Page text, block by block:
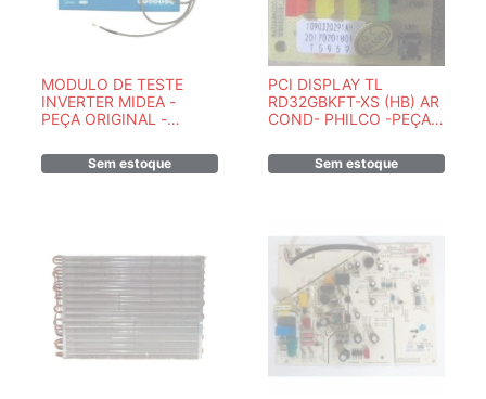
MODULO DE TESTE
INVERTER MIDEA -
PEÇA ORIGINAL -
Sem estoque
PCI DISPLAY TL
RD32GBKFT-XS (HB) AR
COND- PHILCO -PEÇA
Sem estoque